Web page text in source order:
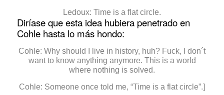
Ledoux: Time is a flat circle.
Diríase que esta idea hubiera penetrado en
Cohle hasta lo más hondo:
Cohle: Why should I live in history, huh? Fuck, I don´t
want to know anything anymore. This is a world
where nothing is solved.
Cohle: Someone once told me, “Time is a flat circle”.]